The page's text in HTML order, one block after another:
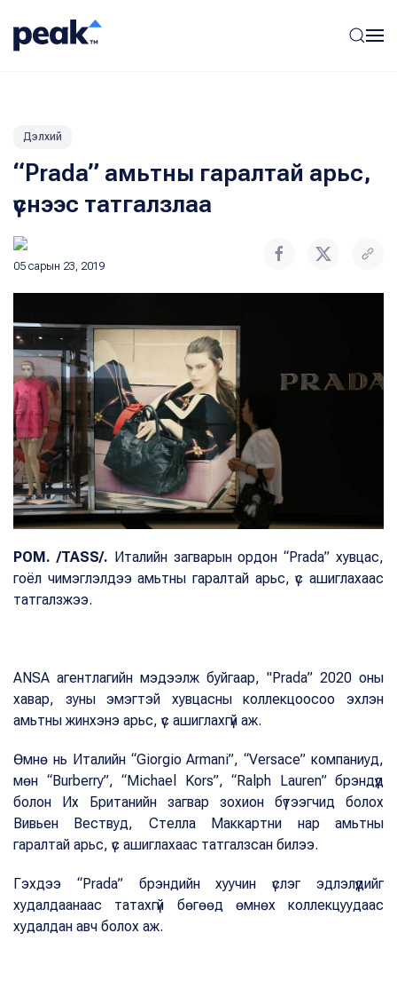
Дэлхий
“Prada” амьтны гаралтай арьс,
үснээс татгалзлаа
05 сарын 23, 2019
РОМ. /TASS/. Италийн загварын ордон “Prada” хувцас,
гоёл чимэглэлдээ амьтны гаралтай арьс, үс ашиглахаас
татгалзжээ.
ANSA агентлагийн мэдээлж буйгаар, "Prada” 2020 оны
хавар, зуны эмэгтэй хувцасны коллекцоосоо эхлэн
амьтны жинхэнэ арьс, үс ашиглахгүй аж.
Өмнө нь Италийн “Giorgio Armani”, “Versace” компаниуд,
мөн “Burberry”, “Michael Kors”, “Ralph Lauren” брэндүүд
болон Их Британийн загвар зохион бүтээгчид болох
Вивьен Вествуд, Стелла Маккартни нар амьтны
гаралтай арьс, үс ашиглахаас татгалзсан билээ.
Гэхдээ “Prada” брэндийн хуучин үслэг эдлэлүүдийг
худалдаанаас татахгүй бөгөөд өмнөх коллекцуудаас
худалдан авч болох аж.